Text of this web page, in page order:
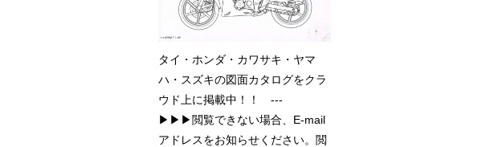
タイ・ホンダ・カワサキ・ヤマ
ハ・スズキの図面カタログをクラ
ウド上に掲載中！！ ---
▶▶▶閲覧できない場合、E-mail
アドレスをお知らせください。閲